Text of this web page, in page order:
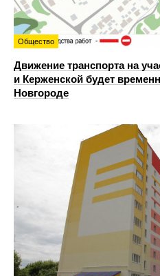
Общество
Движение транспорта на
и Керженской будет
Новгороде